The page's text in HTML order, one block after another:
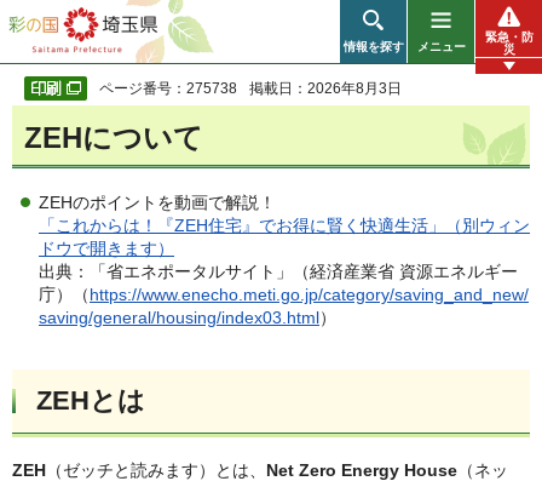
彩の国 埼玉県
情報を探す メニュー
緊急・防
災
ページ番号：275738 掲載日：2026年8月3日
ZEHについて
ZEHのポイントを動画で解説！
「これからは！『ZEH住宅』でお得に賢く快適生活」（別ウィン
ドウで開きます）
出典：「省エネポータルサイト」（経済産業省 資源エネルギー
庁）（https://www.enecho.meti.go.jp/category/saving_and_new/
saving/general/housing/index03.html）
ZEHとは
ZEH （ゼッチと読みます）とは、 Net Zero Energy House （ネッ